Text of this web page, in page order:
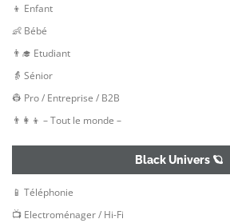
👦 Enfant
👶 Bébé
👨‍🎓 Etudiant
👵 Sénior
👷‍ Pro / Entreprise / B2B
👨‍👩‍👦 – Tout le monde –
Black Univers 🪐
📱 Téléphonie
📺 Electroménager / Hi-Fi